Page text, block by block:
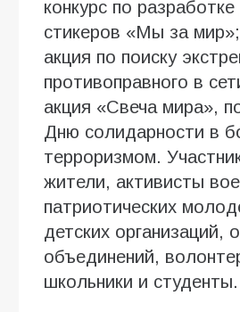
конкурс по
стикеров «Мы за
акция по поиску
противоправного в
акция «Свеча мира»,
Дню солидарности в
терроризмом.
жители, активисты
патриотических
детских организаций,
объединений,
школьники и студенты.